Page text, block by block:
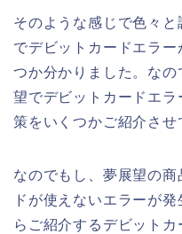
そのような感じで色々
でデビットカードエラー
つか分かりました。な
望でデビットカードエ
策をいくつかご紹介させ
なのでもし、夢展望の
ドが使えないエラーが
らご紹介するデビット